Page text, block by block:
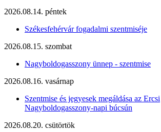
2026.08.14. péntek
Székesfehérvár fogadalmi szentmiséje
2026.08.15. szombat
Nagyboldogasszony ünnep - szentmise
2026.08.16. vasárnap
Szentmise és jegyesek megáldása az Ercsi
Nagyboldogasszony-napi búcsún
2026.08.20. csütörtök